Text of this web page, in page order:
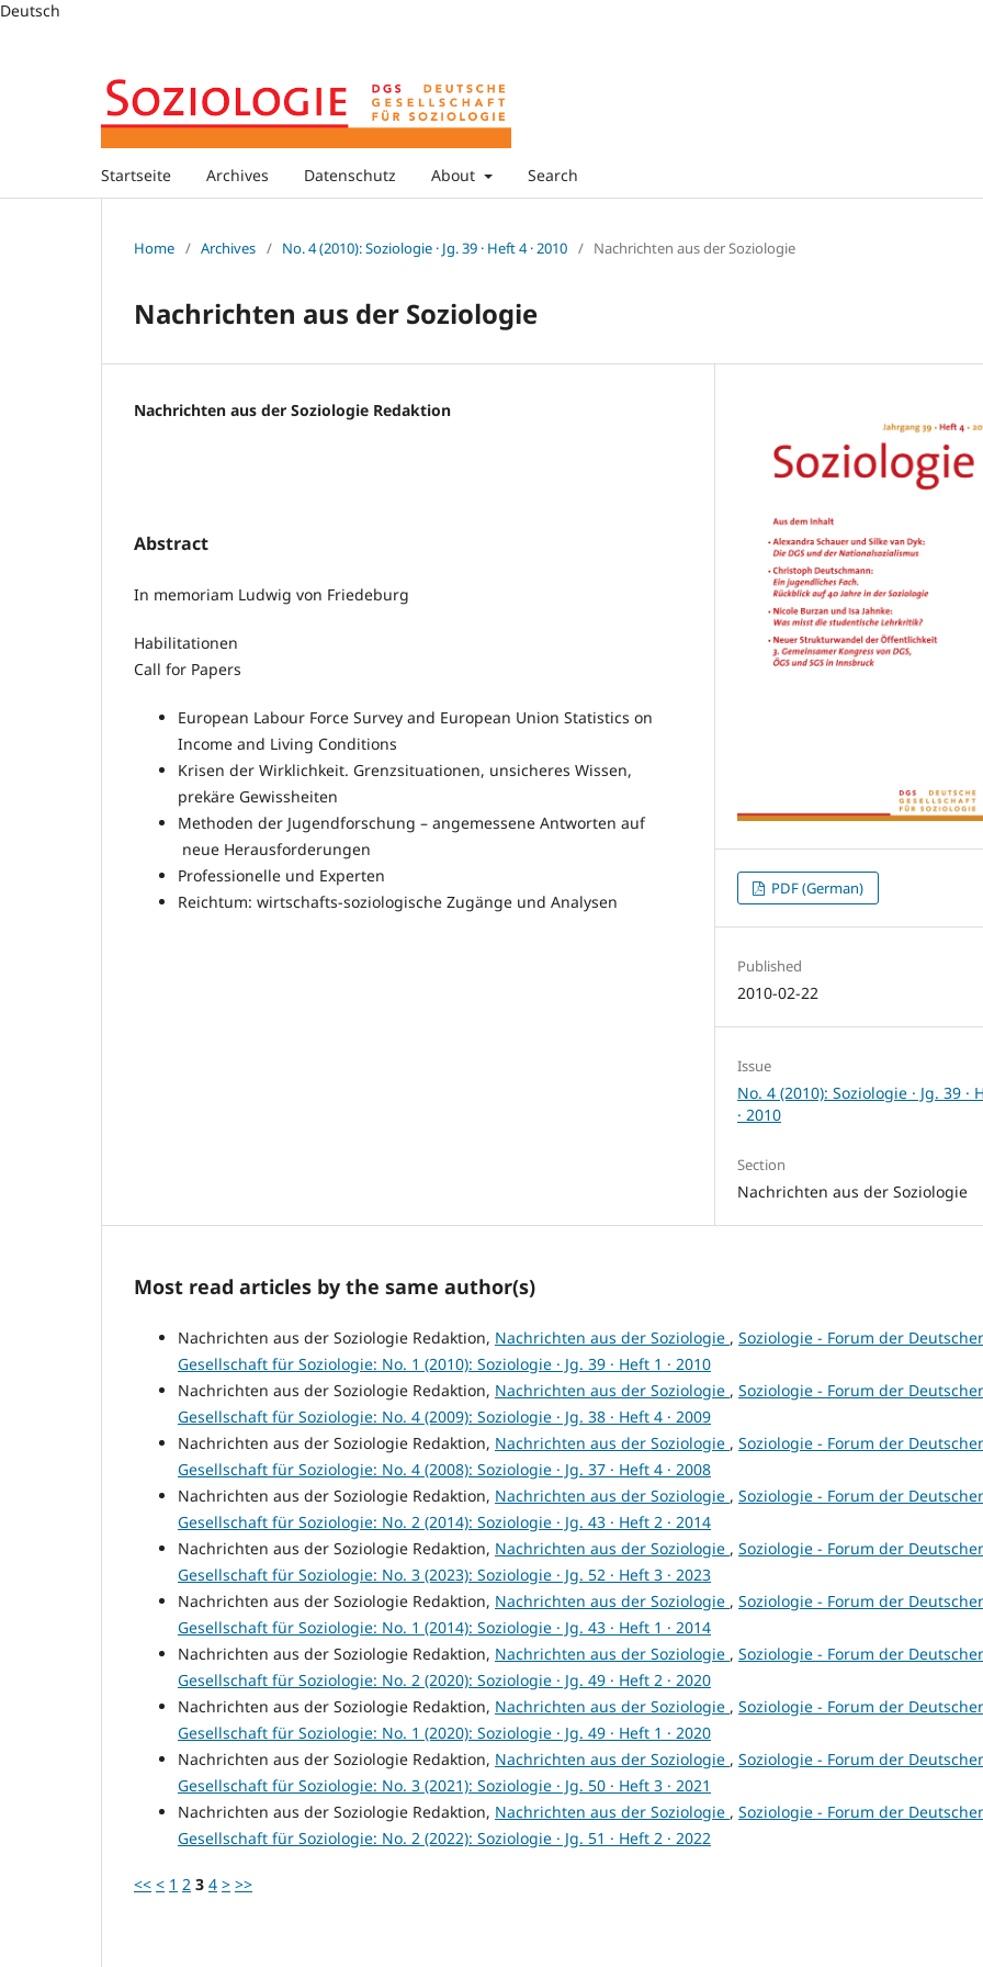
Deutsch
Startseite Archives Datenschutz About Search
Home / Archives / No. 4 (2010): Soziologie · Jg. 39 · Heft 4 · 2010 / Nachrichten aus der Soziologie
Nachrichten aus der Soziologie
Nachrichten aus der Soziologie Redaktion
Abstract
In memoriam Ludwig von Friedeburg
Habilitationen
Call for Papers
European Labour Force Survey and European Union Statistics on
Income and Living Conditions
Krisen der Wirklichkeit. Grenzsituationen, unsicheres Wissen,
prekäre Gewissheiten
Methoden der Jugendforschung – angemessene Antworten auf
neue Herausforderungen
Professionelle und Experten
Reichtum: wirtschafts-soziologische Zugänge und Analysen
PDF (German)
Published
2010-02-22
Issue
No. 4 (2010): Soziologie · Jg. 39 ·
· 2010
Section
Nachrichten aus der Soziologie
Most read articles by the same author(s)
Nachrichten aus der Soziologie Redaktion, Nachrichten aus der Soziologie , Soziologie - Forum der
Gesellschaft für Soziologie: No. 1 (2010): Soziologie · Jg. 39 · Heft 1 · 2010
Nachrichten aus der Soziologie Redaktion, Nachrichten aus der Soziologie , Soziologie - Forum der
Gesellschaft für Soziologie: No. 4 (2009): Soziologie · Jg. 38 · Heft 4 · 2009
Nachrichten aus der Soziologie Redaktion, Nachrichten aus der Soziologie , Soziologie - Forum der
Gesellschaft für Soziologie: No. 4 (2008): Soziologie · Jg. 37 · Heft 4 · 2008
Nachrichten aus der Soziologie Redaktion, Nachrichten aus der Soziologie , Soziologie - Forum der
Gesellschaft für Soziologie: No. 2 (2014): Soziologie · Jg. 43 · Heft 2 · 2014
Nachrichten aus der Soziologie Redaktion, Nachrichten aus der Soziologie , Soziologie - Forum der
Gesellschaft für Soziologie: No. 3 (2023): Soziologie · Jg. 52 · Heft 3 · 2023
Nachrichten aus der Soziologie Redaktion, Nachrichten aus der Soziologie , Soziologie - Forum der
Gesellschaft für Soziologie: No. 1 (2014): Soziologie · Jg. 43 · Heft 1 · 2014
Nachrichten aus der Soziologie Redaktion, Nachrichten aus der Soziologie , Soziologie - Forum der
Gesellschaft für Soziologie: No. 2 (2020): Soziologie · Jg. 49 · Heft 2 · 2020
Nachrichten aus der Soziologie Redaktion, Nachrichten aus der Soziologie , Soziologie - Forum der
Gesellschaft für Soziologie: No. 1 (2020): Soziologie · Jg. 49 · Heft 1 · 2020
Nachrichten aus der Soziologie Redaktion, Nachrichten aus der Soziologie , Soziologie - Forum der
Gesellschaft für Soziologie: No. 3 (2021): Soziologie · Jg. 50 · Heft 3 · 2021
Nachrichten aus der Soziologie Redaktion, Nachrichten aus der Soziologie , Soziologie - Forum der
Gesellschaft für Soziologie: No. 2 (2022): Soziologie · Jg. 51 · Heft 2 · 2022
<< < 1 2 3 4 > >>